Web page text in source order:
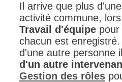
Il arrive que plus
activité commune,
Travail d'équipe
chacun est
d'une autre personne
d'un autre
Gestion des rôles